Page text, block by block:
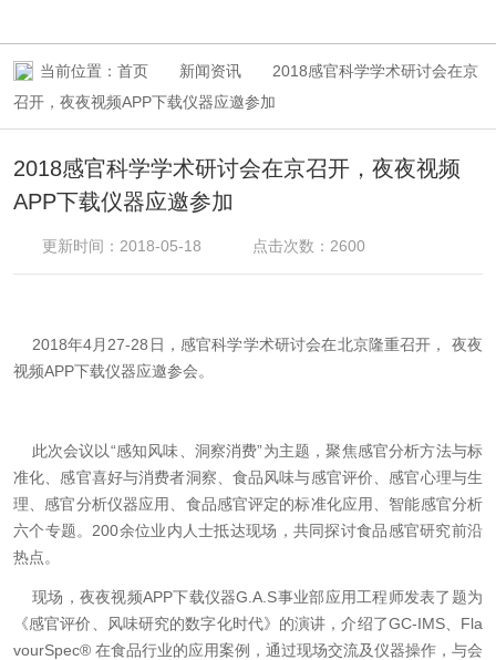
当前位置： 首页 新闻资讯
2018感官科学学术研讨会在京
召开，夜夜视频APP下载仪器应邀参加
2018感官科学学术研讨会在京召开，夜夜视频
APP下载仪器应邀参加
更新时间：2018-05-18 点击次数：2600
2018年4月27-28日，感官科学学术研讨会在北京隆重召开， 夜夜
视频APP下载仪器应邀参会。
此次会议以“感知风味、洞察消费”为主题，聚焦感官分析方法与标
准化、感官喜好与消费者洞察、食品风味与感官评价、感官心理与生
理、感官分析仪器应用、食品感官评定的标准化应用、智能感官分析
六个专题。200余位业内人士抵达现场，共同探讨食品感官研究前沿
热点。
现场，夜夜视频APP下载仪器G.A.S事业部应用工程师发表了题为
《感官评价、风味研究的数字化时代》的演讲，介绍了GC-IMS、Fla
vourSpec® 在食品行业的应用案例， 通过现场交流及仪器操作，与会